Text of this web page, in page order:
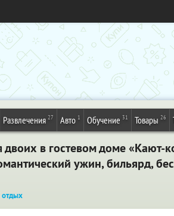
Развлечения 27 Авто 1 Обучение 31 Товары 26
двоих в гостевом доме
ужин, бильярд,
отдых